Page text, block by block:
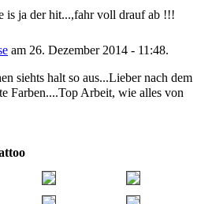
is ja der hit...,fahr voll drauf ab !!!
am 26. Dezember 2014 - 11:48.
siehts halt so aus...Lieber nach dem
Farben....Top Arbeit, wie alles von